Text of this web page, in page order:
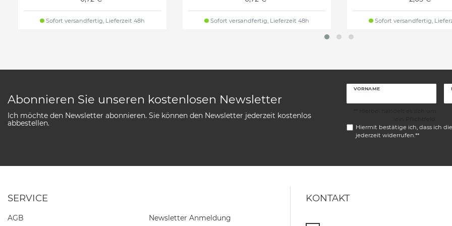
Sofort versandfertig, Lieferzeit 48h Sofort versandfertig, Lieferzeit 48h Sofort versandfertig,
Abonnieren Sie unseren kostenlosen Newsletter
Ich möchte den Newsletter abonnieren. Sie können den Newsletter jederzeit kostenlos
abbestellen.
VORNAME
Hiermit bestätige ich, dass ich die
jederzeit widerrufen.**
SERVICE
AGB Newsletter Anmeldung
KONTAKT